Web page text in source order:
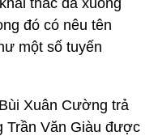
thác đã xuống
đó có nêu tên
một số tuyến
Xuân Cường trả
Trần Văn Giàu được